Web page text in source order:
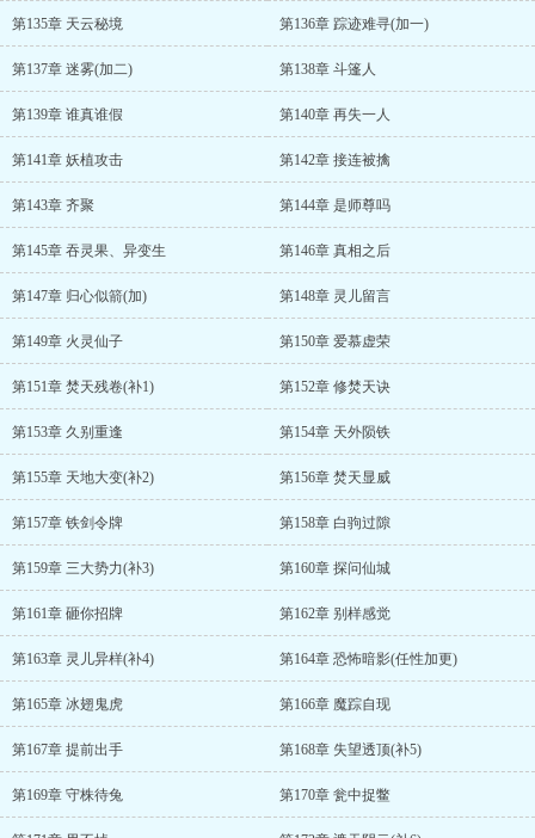
第135章 天云秘境 第136章 踪迹难寻(加一)
第137章 迷雾(加二) 第138章 斗篷人
第139章 谁真谁假 第140章 再失一人
第141章 妖植攻击 第142章 接连被擒
第143章 齐聚 第144章 是师尊吗
第145章 吞灵果、异变生 第146章 真相之后
第147章 归心似箭(加) 第148章 灵儿留言
第149章 火灵仙子 第150章 爱慕虚荣
第151章 焚天残卷(补1) 第152章 修焚天诀
第153章 久别重逢 第154章 天外陨铁
第155章 天地大变(补2) 第156章 焚天显威
第157章 铁剑令牌 第158章 白驹过隙
第159章 三大势力(补3) 第160章 探问仙城
第161章 砸你招牌 第162章 别样感觉
第163章 灵儿异样(补4) 第164章 恐怖暗影(任性加更)
第165章 冰翅鬼虎 第166章 魔踪自现
第167章 提前出手 第168章 失望透顶(补5)
第169章 守株待兔 第170章 瓮中捉鳖